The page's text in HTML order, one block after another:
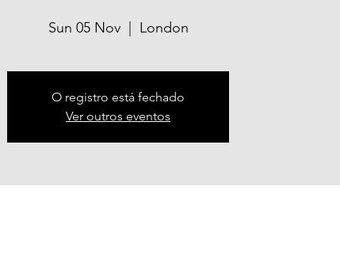
Sun 05 Nov
  |
London
O registro está fechado
Ver outros eventos